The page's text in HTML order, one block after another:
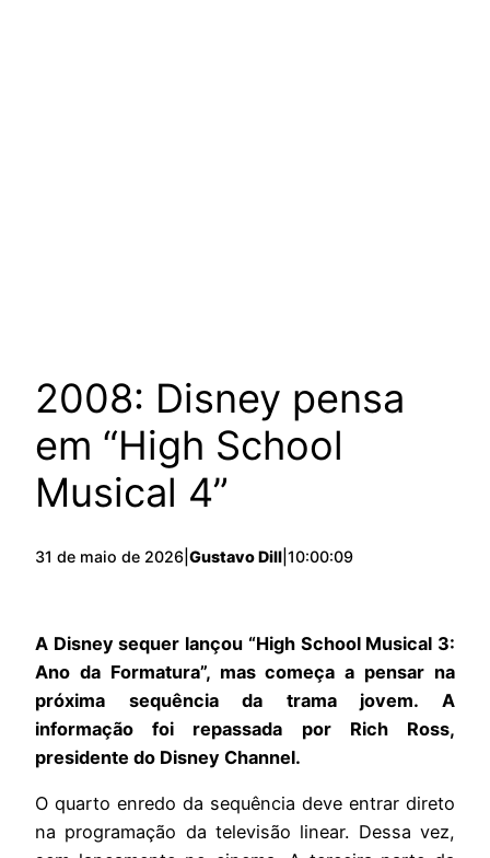
2008: Disney pensa
em “High School
Musical 4”
31 de maio de 2026 Gustavo Dill 10:00:09
A Disney sequer lançou “High School Musical 3:
Ano da Formatura”, mas começa a pensar na
próxima sequência da trama jovem. A
informação foi repassada por Rich Ross,
presidente do Disney Channel.
O quarto enredo da sequência deve entrar direto
na programação da televisão linear. Dessa vez,